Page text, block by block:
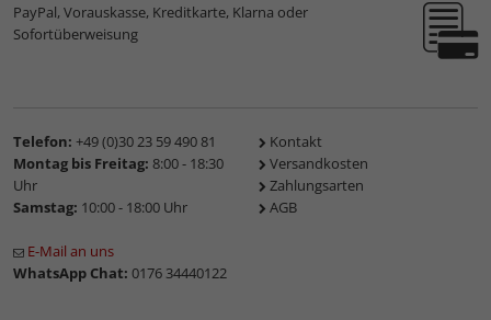
PayPal, Vorauskasse, Kreditkarte, Klarna oder
Sofortüberweisung
Telefon: +49 (0)30 23 59 490 81
Montag bis Freitag: 8:00 - 18:30
Uhr
Samstag: 10:00 - 18:00 Uhr
E-Mail an uns
WhatsApp Chat: 0176 34440122
Kontakt
Versandkosten
Zahlungsarten
AGB